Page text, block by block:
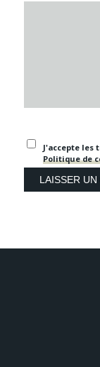
J'accepte les
Politique de